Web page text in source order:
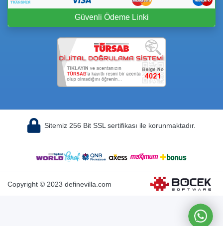
Güvenli Ödeme Linki
Sitemiz 256 Bit SSL sertifikası ile korunmaktadır.
Copyright © 2023 definevilla.com